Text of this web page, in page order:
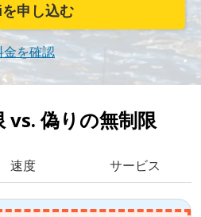
申し込む
金を確認
vs.偽りの無制限
速度 サービス